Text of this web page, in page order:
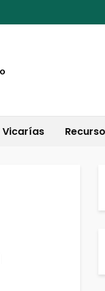
Vicarías